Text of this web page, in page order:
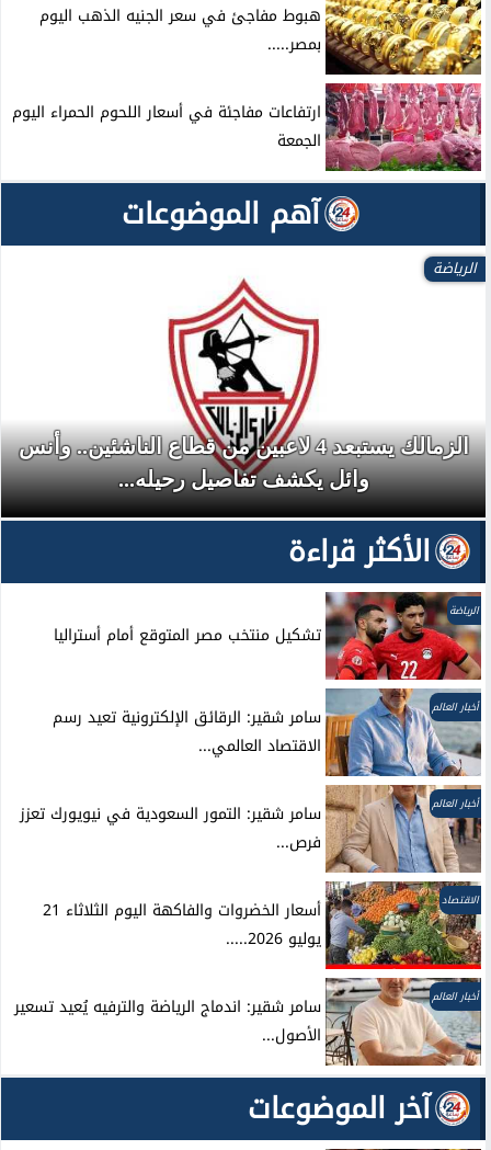
هبوط مفاجئ في سعر الجنيه الذهب اليوم
بمصر.....
ارتفاعات مفاجئة في أسعار اللحوم الحمراء اليوم
الجمعة
آهم الموضوعات
الرياضة
الزمالك يستبعد 4 لاعبين من قطاع الناشئين.. وأنس
وائل يكشف تفاصيل رحيله...
الأكثر قراءة
الرياضة
تشكيل منتخب مصر المتوقع أمام أستراليا
أخبار العالم
سامر شقير: الرقائق الإلكترونية تعيد رسم
الاقتصاد العالمي...
أخبار العالم
سامر شقير: التمور السعودية في نيويورك تعزز
فرص...
الاقتصاد
أسعار الخضروات والفاكهة اليوم الثلاثاء 21
يوليو 2026.....
أخبار العالم
سامر شقير: اندماج الرياضة والترفيه يُعيد تسعير
الأصول...
آخر الموضوعات